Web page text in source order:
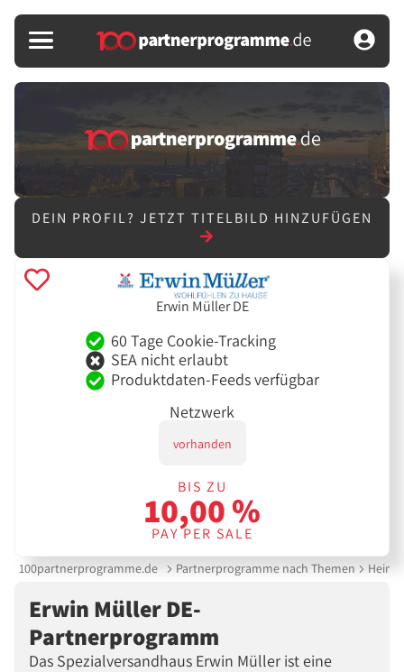
DEIN PROFIL? JETZT TITELBILD HINZUFÜGEN
Erwin Müller DE
60 Tage Cookie-Tracking
SEA nicht erlaubt
Produktdaten-Feeds verfügbar
Netzwerk
vorhanden
BIS ZU
10,00 %
PAY PER SALE
100partnerprogramme.de Partnerprogramme nach Themen
Erwin Müller DE-
Partnerprogramm
Das Spezialversandhaus Erwin Müller ist eine